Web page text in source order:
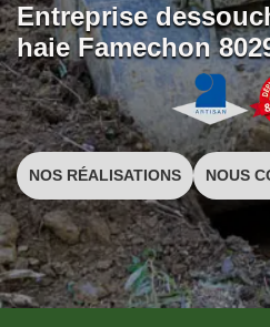
Entreprise
haie Famechon
NOS RÉALISATIONS NOUS